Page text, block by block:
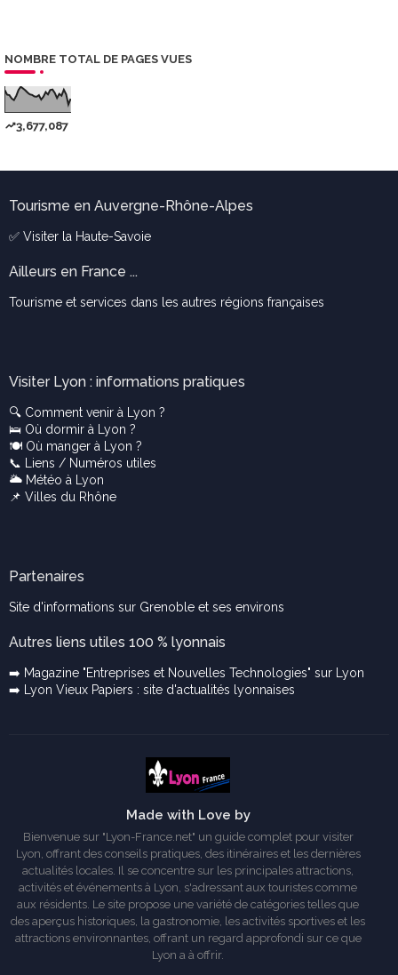
NOMBRE TOTAL DE PAGES VUES
3,677,087
Tourisme en Auvergne-Rhône-Alpes
✅ Visiter la Haute-Savoie
Ailleurs en France ...
Tourisme et services dans les autres régions françaises
Visiter Lyon : informations pratiques
🔍 Comment venir à Lyon ?
🛌 Où dormir à Lyon ?
🍽️ Où manger à Lyon ?
📞
Liens / Numéros utiles
🌥️ Météo à Lyon
📌 Villes du Rhône
Partenaires
Site d'informations sur Grenoble et ses environs
Autres liens utiles 100 % lyonnais
➡️ Magazine "Entreprises et Nouvelles Technologies" sur Lyon
➡️ Lyon Vieux Papiers : site d'actualités lyonnaises
Made with Love by
Bienvenue sur "Lyon-France.net" un guide complet pour visiter
Lyon, offrant des conseils pratiques, des itinéraires et les dernières
actualités locales. Il se concentre sur les principales attractions,
activités et événements à Lyon, s'adressant aux touristes comme
aux résidents. Le site propose une variété de catégories telles que
des aperçus historiques, la gastronomie, les activités sportives et les
attractions environnantes, offrant un regard approfondi sur ce que
Lyon a à offrir.